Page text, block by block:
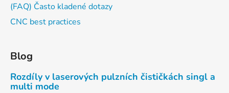
(FAQ) Často kladené dotazy
CNC best practices
Blog
Rozdíly v laserových pulzních čističkách singl a
multi mode